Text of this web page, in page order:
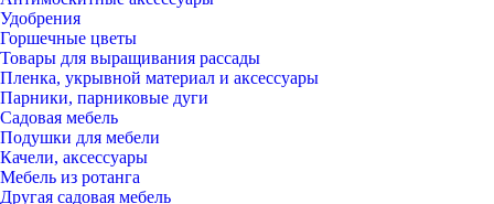
Удобрения
Горшечные цветы
Товары для выращивания рассады
Пленка, укрывной материал и аксессуары
Парники, парниковые дуги
Садовая мебель
Подушки для мебели
Качели, аксессуары
Мебель из ротанга
Другая садовая мебель